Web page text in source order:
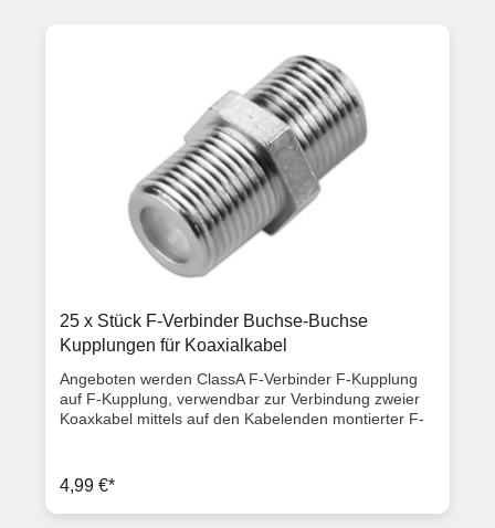
ClassA Qualität Lieferumfang 25x F-Stecker 7mm HQ
Gold Artikelzustand: Neuware mit Rechnung 2 Jahre
25 x Stück F-Verbinder Buchse-Buchse
Kupplungen für Koaxialkabel
Angeboten werden ClassA F-Verbinder F-Kupplung
auf F-Kupplung, verwendbar zur Verbindung zweier
Koaxkabel mittels auf den Kabelenden montierter F-
Produktbeschreibung Länge: 2,0 cm für jede F-
Steckergröße auch für Crimpstecker geeignet F-
Buchse auf F-Buchse (Kupplung/Kupplung) ClassA
4,99 €*